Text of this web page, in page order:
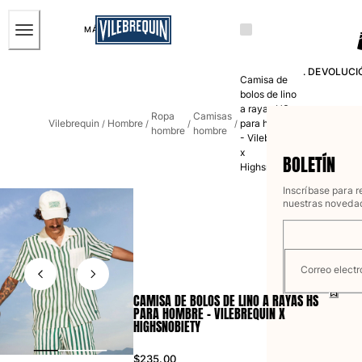
CONTENIDO
PRINCIPAL
MÁS VENDIDOS
Ver todo Hombre
Bañadores
Trajes de baño
Clásico ultra ligero
Camiseta de baño
Slip
Vilebrequin / Hombre /
Ropa
hombre
/
Camisas
hombre
/
Camisa de
bolos de lino
a rayas HS
para hombre
- Vilebrequin
x
Highsnobiety
CAMISA DE BOLOS DE LINO A RAYAS HS
PARA HOMBRE - VILEBREQUIN X
HIGHSNOBIETY
$235.00
.
BOLETÍN
Inscríbase para
nuestras
Correo